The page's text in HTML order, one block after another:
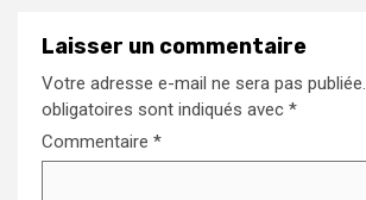
Laisser un commentaire
Votre adresse e-mail ne sera pas publiée.
obligatoires sont indiqués avec *
Commentaire *